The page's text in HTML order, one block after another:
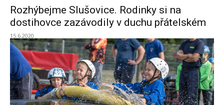
Rozhýbejme Slušovice. Rodinky si na
dostihovce zazávodily v duchu přátelském
15.6.2020